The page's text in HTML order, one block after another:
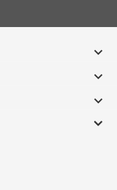


